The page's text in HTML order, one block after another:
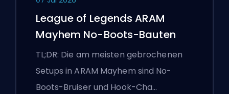
League of Legends ARAM
Mayhem No-Boots-Bauten
TL;DR: Die am meisten gebrochenen
Setups in ARAM Mayhem sind No-
Boots-Bruiser und Hook-Cha…